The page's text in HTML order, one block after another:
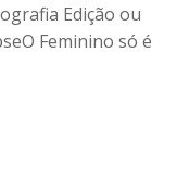
Edição ou
Feminino só é